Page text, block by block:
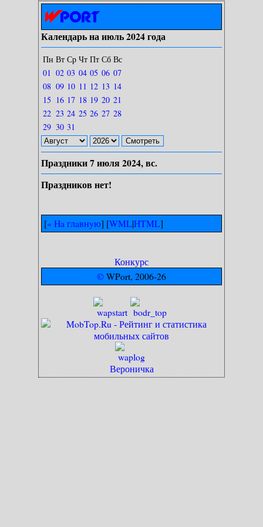
Календарь на июль 2024 года
Пн Вт Ср Чт Пт Сб Вс
01 02 03 04 05 06 07
08 09 10 11 12 13 14
15 16 17 18 19 20 21
22 23 24 25 26 27 28
29 30 31
Праздники 7 июля 2024, вс.
Праздников нет!
[« Ha глaвнyю] [WML|HTML]
Конкурс
© WPort, 2006-26
Вероничка